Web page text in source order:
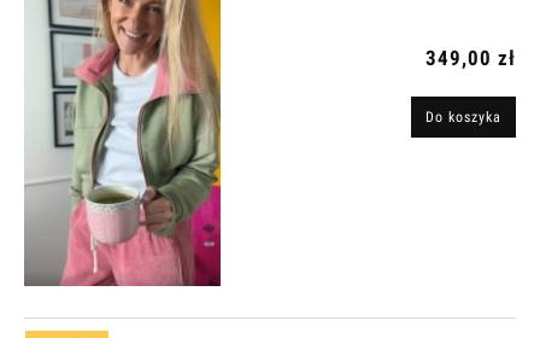
349,00 zł
Do koszyka